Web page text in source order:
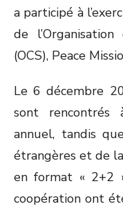
a participé à
de
(OCS), Peace
Le 6 décembre
sont
annuel, tandis
étrangères et de
en format « 2+2
coopération ont